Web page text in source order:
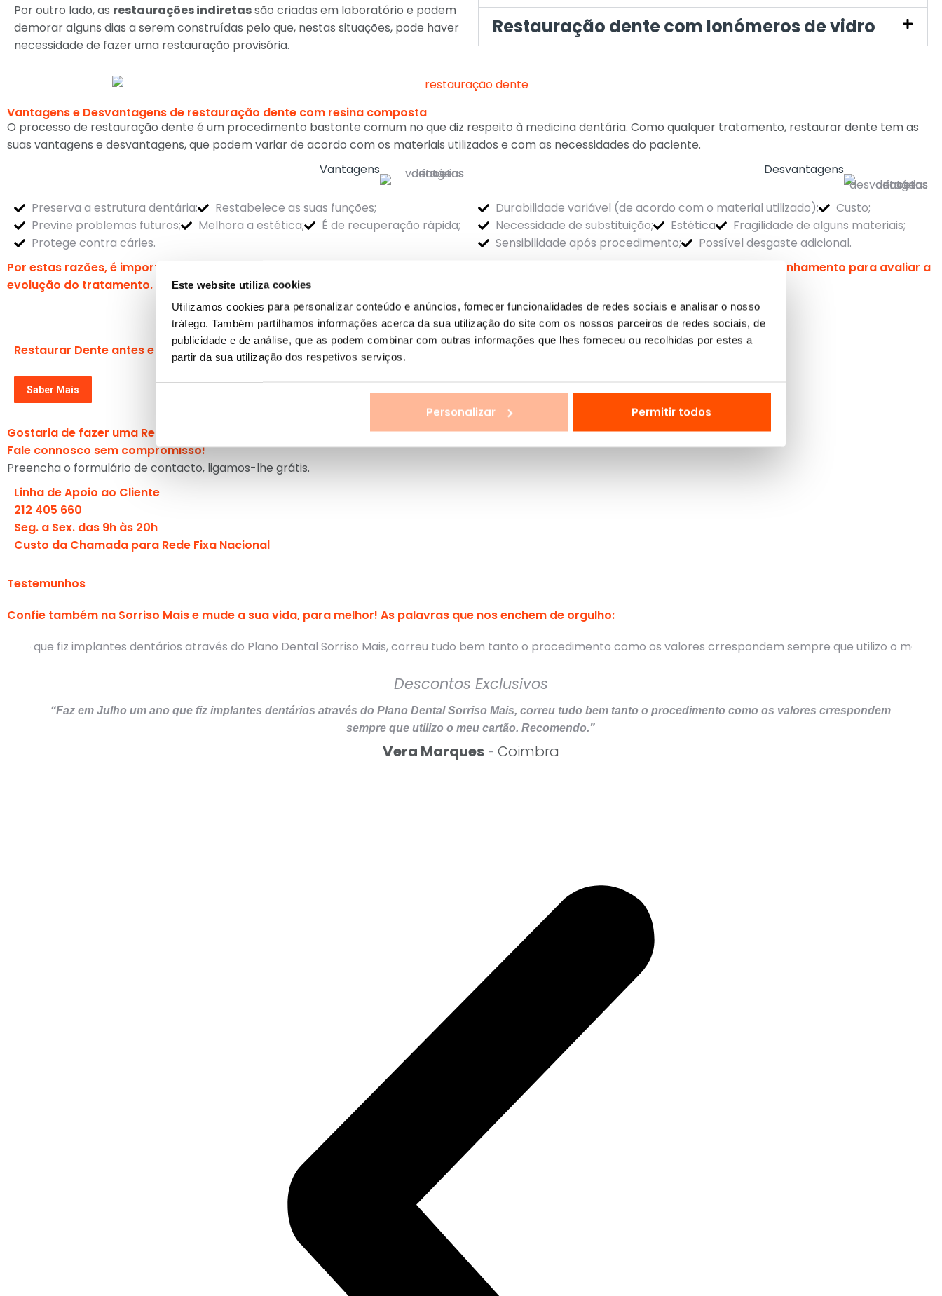
Este website utiliza cookies
Utilizamos cookies para personalizar conteúdo e anúncios, fornecer funcionalidades de redes sociais e analisar o nosso
tráfego. Também partilhamos informações acerca da sua utilização do site com os nossos parceiros de redes sociais, de
publicidade e de análise, que as podem combinar com outras informações que lhes forneceu ou recolhidas por estes a
partir da sua utilização dos respetivos serviços.
Personalizar Permitir todos
Por outro lado, as restaurações indiretassão criadas em laboratório e podem
demorar alguns dias a serem construídas pelo que, nestas situações, pode haver
necessidade de fazer uma restauração provisória.
Restauração dente com Ionómeros de vidro
Vantagens e Desvantagens de restauração dente com resina composta
O processo de restauração dente é um procedimento bastante comum no que diz respeito à medicina dentária. Como qualquer tratamento, restaurar dente tem as
suas vantagens e desvantagens, que podem variar de acordo com os materiais utilizados e com as necessidades do paciente.
Vantagens
Preserva a estrutura dentária;
Restabelece as suas funções;
Previne problemas futuros;
Melhora a estética;
É de recuperação rápida;
Protege contra cáries.
Desvantagens
Durabilidade variável (de acordo com o material utilizado);
Custo;
Necessidade de substituição;
Estética
Fragilidade de alguns materiais;
Sensibilidade após procedimento;
Possível desgaste adicional.
Por estas razões, é importante seguir as indicações dadas pelo médico dentista após o procedimento e realizar consultas de acompanhamento para avaliar a
evolução do tratamento.
Quero fazer uma Restauração Dente
Restaurar Dente antes e depois
Saber Mais
Gostaria de fazer uma Restauração Dente?
Fale connosco sem compromisso!
Preencha o formulário de contacto, ligamos-lhe grátis.
Linha de Apoio ao Cliente
212 405 660
Seg. a Sex. das 9h às 20h
Custo da Chamada para Rede Fixa Nacional
Testemunhos
Confie também na Sorriso Mais e mude a sua vida, para melhor! As palavras que nos enchem de orgulho:
Descontos Exclusivos
“Faz em Julho um ano que fiz implantes dentários através do Plano Dental Sorriso Mais, correu tudo bem tanto o procedimento como os valores crrespondem
sempre que utilizo o meu cartão. Recomendo.”
Vera Marques- Coimbra